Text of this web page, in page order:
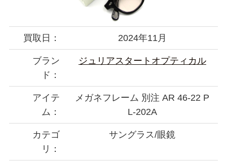
買取日： 2024年11月
ブラン
ド：
ジュリアスタートオプティカル
アイテ
ム：
メガネフレーム 別注 AR 46-22 P
L-202A
カテゴ
リ：
サングラス/眼鏡